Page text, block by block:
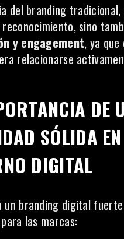
del branding
sino
y engagement, ya
relacionarse
DE
SÓLIDA
DIGITAL
un branding digital
las marcas: